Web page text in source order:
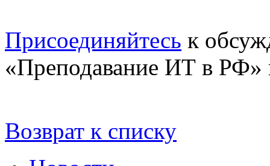
Присоединяйтесь к
«Преподавание ИТ в РФ»
Возврат к списку